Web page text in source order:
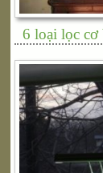
6 loại lọc cơ